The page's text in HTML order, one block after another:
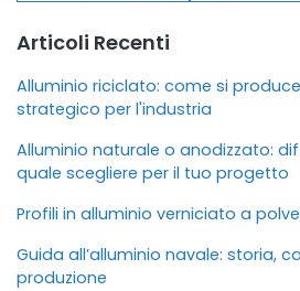
Articoli Recenti
Alluminio riciclato: come si
strategico per l'industria
Alluminio naturale o anodizzato:
quale scegliere per il tuo progetto
Profili in alluminio verniciato a
Guida all’alluminio navale: storia,
produzione